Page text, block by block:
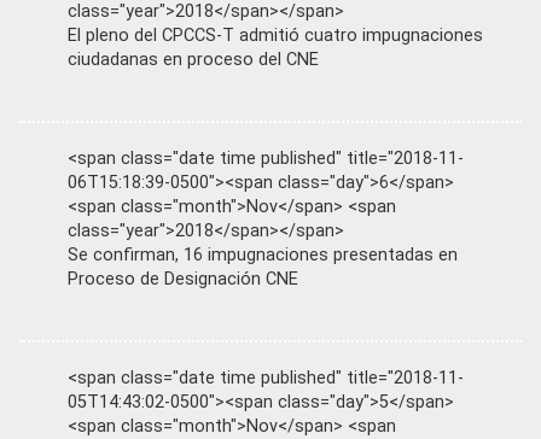
class="year">2018</span></span>
El pleno del CPCCS-T admitió cuatro impugnaciones
ciudadanas en proceso del CNE
<span class="date time published" title="2018-11-
06T15:18:39-0500"><span class="day">6</span>
<span class="month">Nov</span> <span
class="year">2018</span></span>
Se confirman, 16 impugnaciones presentadas en
Proceso de Designación CNE
<span class="date time published" title="2018-11-
05T14:43:02-0500"><span class="day">5</span>
<span class="month">Nov</span> <span